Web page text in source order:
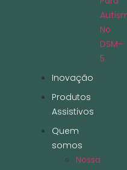
No
DSM-
5
Inovação
Produtos
Assistivos
Quem
somos
Nossa